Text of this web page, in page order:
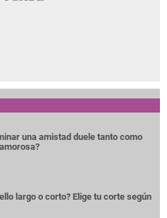
una amistad duele tanto como
largo o corto? Elige tu corte según